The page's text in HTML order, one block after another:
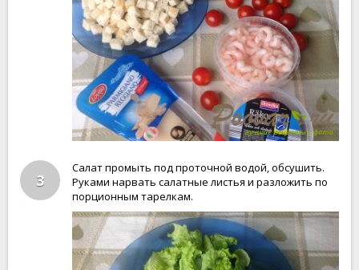
3
Салат промыть под проточной водой, обсушить.
Руками нарвать салатные листья и разложить по
порционным тарелкам.